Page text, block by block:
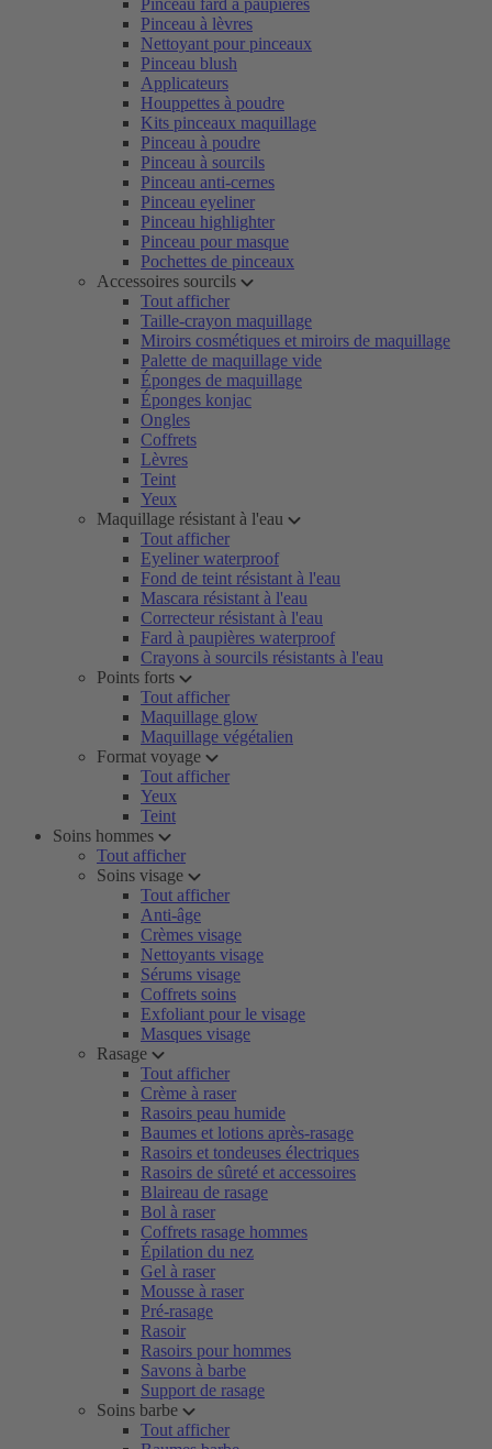
Pinceau fard à paupières
Pinceau à lèvres
Nettoyant pour pinceaux
Pinceau blush
Applicateurs
Houppettes à poudre
Kits pinceaux maquillage
Pinceau à poudre
Pinceau à sourcils
Pinceau anti-cernes
Pinceau eyeliner
Pinceau highlighter
Pinceau pour masque
Pochettes de pinceaux
Accessoires sourcils
Tout afficher
Taille-crayon maquillage
Miroirs cosmétiques et miroirs de maquillage
Palette de maquillage vide
Éponges de maquillage
Éponges konjac
Ongles
Coffrets
Lèvres
Teint
Yeux
Maquillage résistant à l'eau
Tout afficher
Eyeliner waterproof
Fond de teint résistant à l'eau
Mascara résistant à l'eau
Correcteur résistant à l'eau
Fard à paupières waterproof
Crayons à sourcils résistants à l'eau
Points forts
Tout afficher
Maquillage glow
Maquillage végétalien
Format voyage
Tout afficher
Yeux
Teint
Soins hommes
Tout afficher
Soins visage
Tout afficher
Anti-âge
Crèmes visage
Nettoyants visage
Sérums visage
Coffrets soins
Exfoliant pour le visage
Masques visage
Rasage
Tout afficher
Crème à raser
Rasoirs peau humide
Baumes et lotions après-rasage
Rasoirs et tondeuses électriques
Rasoirs de sûreté et accessoires
Blaireau de rasage
Bol à raser
Coffrets rasage hommes
Épilation du nez
Gel à raser
Mousse à raser
Pré-rasage
Rasoir
Rasoirs pour hommes
Savons à barbe
Support de rasage
Soins barbe
Tout afficher